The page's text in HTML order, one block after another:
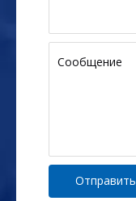
Сообщение
Отправить